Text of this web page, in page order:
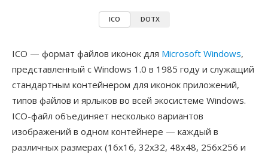
ICO DOTX
ICO — формат файлов иконок для Microsoft Windows,
представленный с Windows 1.0 в 1985 году и служащий
стандартным контейнером для иконок приложений,
типов файлов и ярлыков во всей экосистеме Windows.
ICO-файл объединяет несколько вариантов
изображений в одном контейнере — каждый в
различных размерах (16x16, 32x32, 48x48, 256x256 и